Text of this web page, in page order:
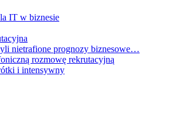
IT w biznesie
nietrafione prognozy biznesowe…
rozmowę rekrutacyjną
i intensywny